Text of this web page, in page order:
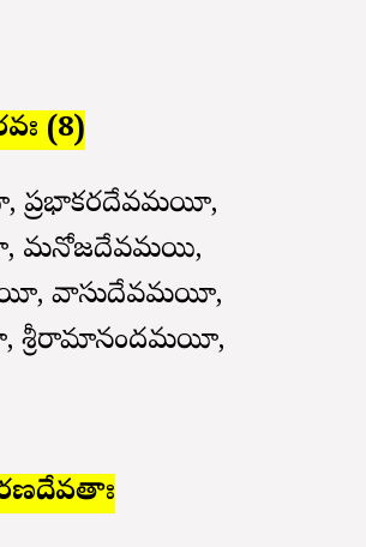
(8)
ప్రభాకరదేవమయీ,
మనోజదేవమయి,
వాసుదేవమయీ,
శ్రీరామానందమయీ,